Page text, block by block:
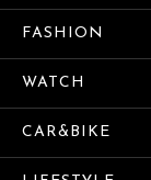
FASHION
WATCH
CAR&BIKE